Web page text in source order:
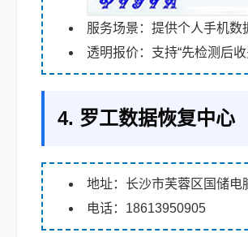
服务场景：提供个人手机数
透明报价：支持“先检测后收
4. 罗工数据恢复中心
地址：长沙市芙蓉区国储电
电话：18613950905